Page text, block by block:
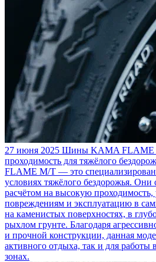
27 июня 2025 Шины KAMA FLAME
проходимость для тяжёлого
FLAME M/T — это
условиях тяжёлого бездорожья. Они
расчётом на высокую проходимость,
повреждениям и эксплуатацию в
на каменистых поверхностях, в
рыхлом грунте. Благодаря
и прочной конструкции, данная
активного отдыха, так и для
зонах.